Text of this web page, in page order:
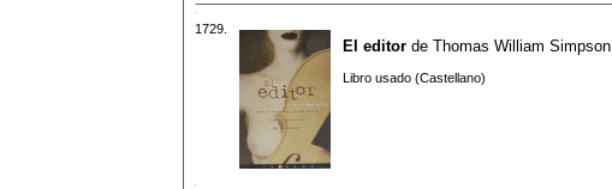
1729.
El editor de Thomas William Simpson
Libro usado (Castellano)